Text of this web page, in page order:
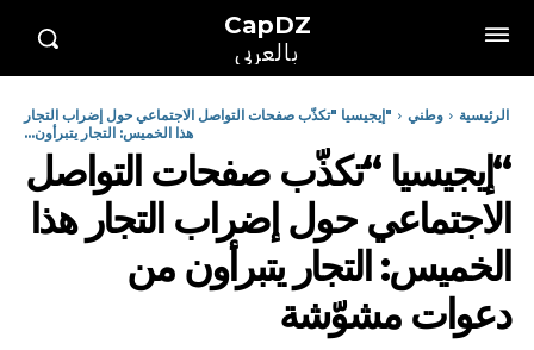
CapDZ
بالعربي
الرئيسية وطني
"إيجيسيا "تكذّب صفحات التواصل الاجتماعي حول إضراب التجار
هذا الخميس: التجار يتبرأون...
“إيجيسيا “تكذّب صفحات التواصل
الاجتماعي حول إضراب التجار هذا
الخميس: التجار يتبرأون من
دعوات مشوّشة